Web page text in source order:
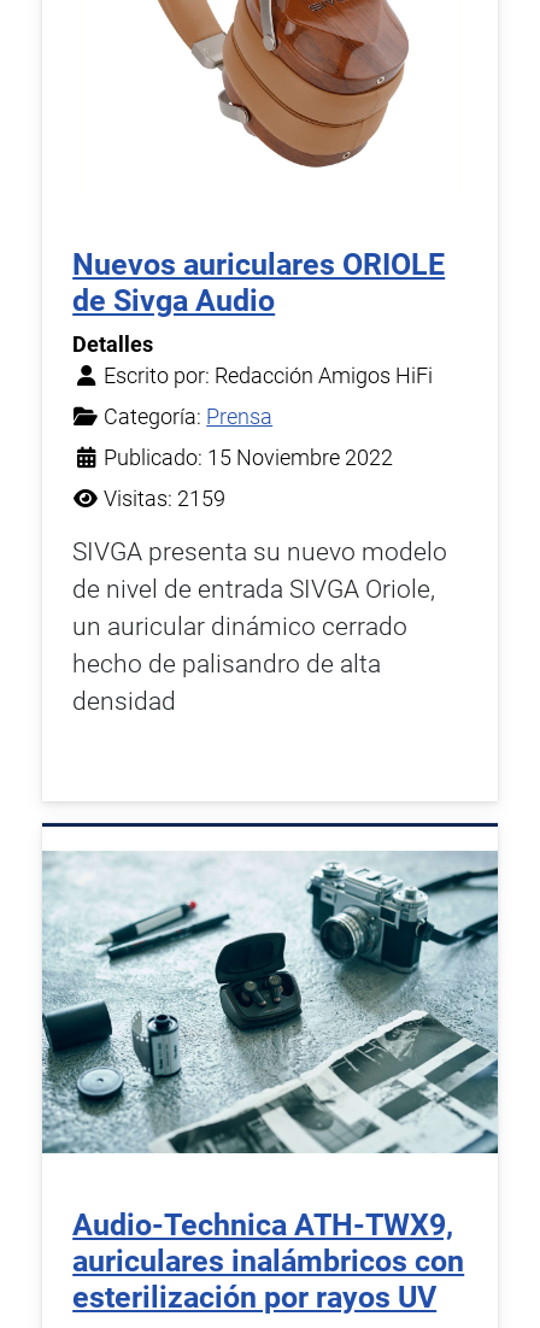
Nuevos auriculares ORIOLE
de Sivga Audio
Detalles
Escrito por: Redacción Amigos HiFi
Categoría: Prensa
Publicado: 15 Noviembre 2022
Visitas: 2159
SIVGA presenta su nuevo modelo
de nivel de entrada SIVGA Oriole,
un auricular dinámico cerrado
hecho de palisandro de alta
densidad
Audio-Technica ATH-TWX9,
auriculares inalámbricos con
esterilización por rayos UV